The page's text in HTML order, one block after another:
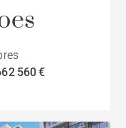
560 €